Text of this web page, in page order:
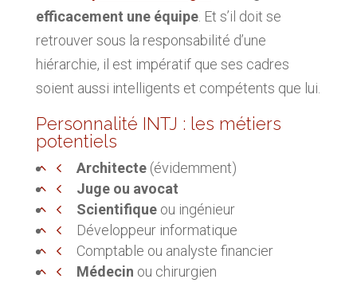
efficacement une équipe. Et s’il doit se
retrouver sous la responsabilité d’une
hiérarchie, il est impératif que ses cadres
soient aussi intelligents et compétents que lui.
Personnalité INTJ : les métiers
potentiels
Architecte (évidemment)
Juge ou avocat
Scientifique ou ingénieur
Développeur informatique
Comptable ou analyste financier
Médecin ou chirurgien